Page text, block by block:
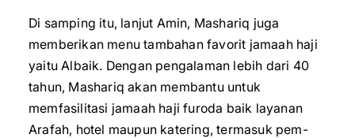
Di samping itu, lanjut Amin, Mashariq juga
memberikan menu tambahan favorit jamaah haji
yaitu Albaik. Dengan pengalaman lebih dari 40
tahun, Mashariq akan membantu untuk
memfasilitasi jamaah haji furoda baik layanan
Arafah, hotel maupun katering, termasuk pem-